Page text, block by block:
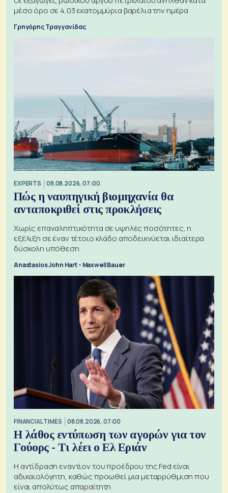
μέσο όρο σε 4,03 εκατομμύρια βαρέλια την ημέρα
Γρηγόρης Τραγγανίδας
EXPERTS 08.08.2026, 07:00
Πώς η ναυπηγική βιομηχανία θα
ανταποκριθεί στις προκλήσεις
Χωρίς επαναληπτικότητα σε υψηλές ποσότητες, η
εξέλιξη σε έναν τέτοιο κλάδο αποδεικνύεται ιδιαίτερα
δύσκολη υπόθεση
Anastasios John Hart - Maxwell Bauer
FINANCIAL TIMES 08.08.2026, 07:00
Η λάθος εντύπωση των αγορών για τον
Γούορς - Τι λέει ο Ελ Εριάν
Η αντίδραση εναντίον του προέδρου της Fed είναι
αδικαιολόγητη, καθώς προωθεί μια μεταρρύθμιση που
είναι απολύτως απαραίτητη